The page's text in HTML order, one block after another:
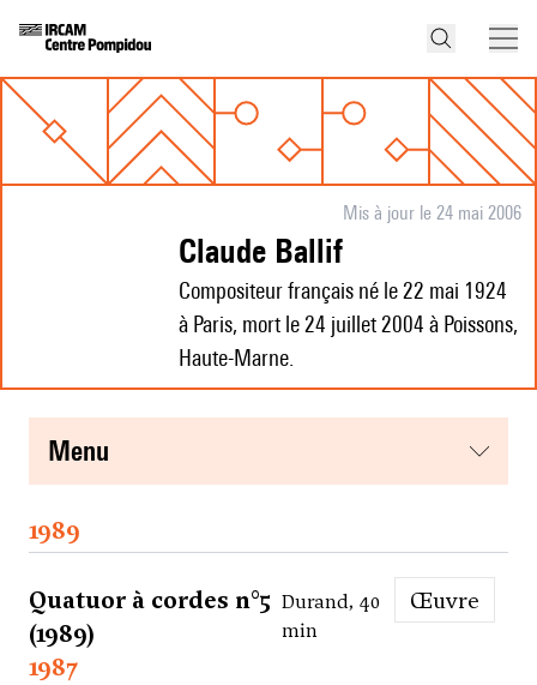
Mis à jour le 24 mai 2006
Claude Ballif
Compositeur français né le 22 mai 1924
à Paris, mort le 24 juillet 2004 à Poissons,
Haute-Marne.
menu
1989
Quatuor à cordes n°5
(1989)
Durand, 40
min
Œuvre
1987